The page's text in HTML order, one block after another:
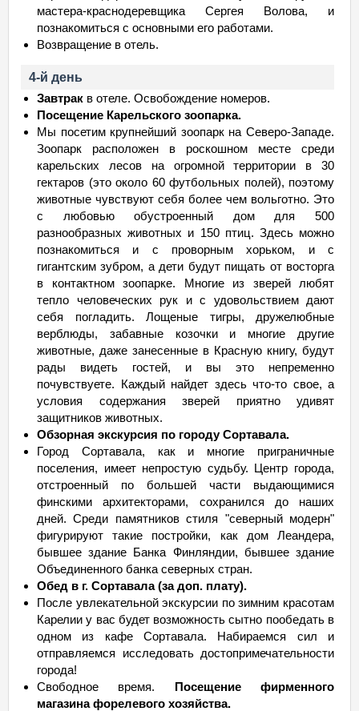
мастера-краснодеревщика Сергея Волова, и
познакомиться с основными его работами.
Возвращение в отель.
4-й день
Завтрак в отеле. Освобождение номеров.
Посещение Карельского зоопарка.
Мы посетим крупнейший зоопарк на Северо-Западе.
Зоопарк расположен в роскошном месте среди
карельских лесов на огромной территории в 30
гектаров (это около 60 футбольных полей), поэтому
животные чувствуют себя более чем вольготно. Это
с любовью обустроенный дом для 500
разнообразных животных и 150 птиц. Здесь можно
познакомиться и с проворным хорьком, и с
гигантским зубром, а дети будут пищать от восторга
в контактном зоопарке. Многие из зверей любят
тепло человеческих рук и с удовольствием дают
себя погладить. Лощеные тигры, дружелюбные
верблюды, забавные козочки и многие другие
животные, даже занесенные в Красную книгу, будут
рады видеть гостей, и вы это непременно
почувствуете. Каждый найдет здесь что-то свое, а
условия содержания зверей приятно удивят
защитников животных.
Обзорная экскурсия по городу Сортавала.
Город Сортавала, как и многие приграничные
поселения, имеет непростую судьбу. Центр города,
отстроенный по большей части выдающимися
финскими архитекторами, сохранился до наших
дней. Среди памятников стиля "северный модерн"
фигурируют такие постройки, как дом Леандера,
бывшее здание Банка Финляндии, бывшее здание
Объединенного банка северных стран.
Обед в г. Сортавала (за доп. плату).
После увлекательной экскурсии по зимним красотам
Карелии у вас будет возможность сытно пообедать в
одном из кафе Сортавала. Набираемся сил и
отправляемся исследовать достопримечательности
города!
Свободное время. Посещение фирменного
магазина форелевого хозяйства.